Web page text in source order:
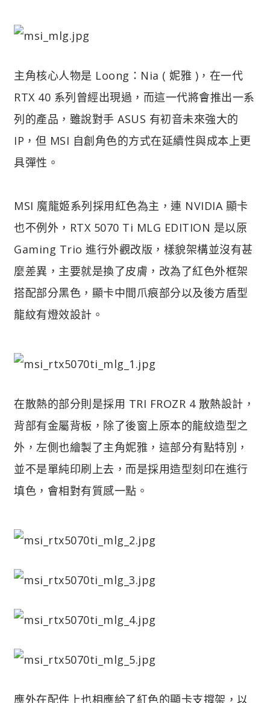
主角核心人物是 Loong：Nia ( 妮雅 )，在一代
RTX 40 系列曾經出現過，而這一代將會推出一系
列的產品，雖說對手 ASUS 有初音未來強大的
IP，但 MSI 自創角色的方式在延續性與成本上更
具彈性。
MSI 魔龍姬系列採用紅色為主，連 NVIDIA 顯卡
也不例外，RTX 5070 Ti MLG EDITION 是以原
Gaming Trio 進行外觀改版，樣貌架構並沒有甚
麼差異，主要就是換了皮膚，改為了紅色外框架
搭配部分黑色，顯卡中間爪痕部分以及後方盾型
龍紋有燈效設計。
在散熱的部分則是採用 TRI FROZR 4 散熱設計，
背部有金屬背板，除了後窗上原本的龍紋造型之
外，左側也繪製了主角妮雅，這部分有點特別，
並不是單純印刷上去，而是採用造型刻印在進行
填色，會相對有質感一點。
應外在配件上也相應給了紅色的顯卡支撐架，以